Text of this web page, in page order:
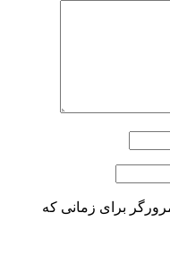
برای زمانی که